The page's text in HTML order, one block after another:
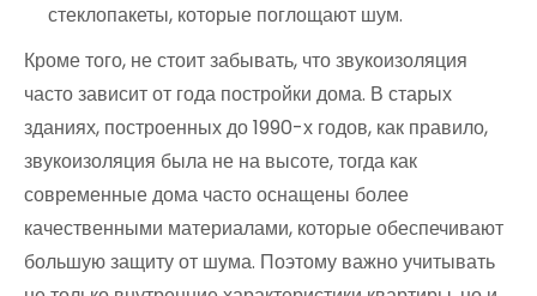
стеклопакеты, которые поглощают шум.
Кроме того, не стоит забывать, что звукоизоляция
часто зависит от года постройки дома. В старых
зданиях, построенных до 1990-х годов, как правило,
звукоизоляция была не на высоте, тогда как
современные дома часто оснащены более
качественными материалами, которые обеспечивают
большую защиту от шума. Поэтому важно учитывать